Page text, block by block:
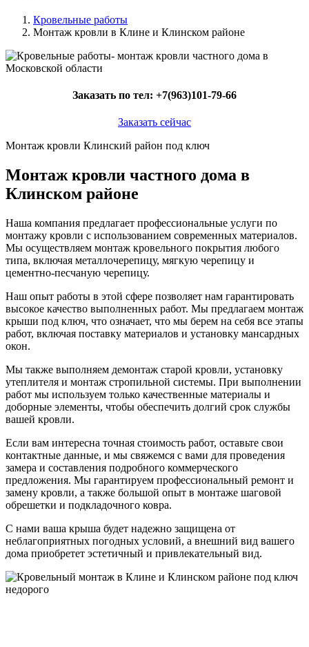
Кровельные работы
Монтаж кровли в Клине и Клинском районе
Заказать по тел: +7(963)101-79-66
Заказать сейчас
Монтаж кровли Клинский район под ключ
Монтаж кровли частного дома в
Клинском районе
Наша компания предлагает профессиональные услуги по
монтажу кровли с использованием современных материалов.
Мы осуществляем монтаж кровельного покрытия любого
типа, включая металлочерепицу, мягкую черепицу и
цементно-песчаную черепицу.
Наш опыт работы в этой сфере позволяет нам гарантировать
высокое качество выполненных работ. Мы предлагаем монтаж
крыши под ключ, что означает, что мы берем на себя все этапы
работ, включая поставку материалов и установку мансардных
окон.
Мы также выполняем демонтаж старой кровли, установку
утеплителя и монтаж стропильной системы. При выполнении
работ мы используем только качественные материалы и
доборные элементы, чтобы обеспечить долгий срок службы
вашей кровли.
Если вам интересна точная стоимость работ, оставьте свои
контактные данные, и мы свяжемся с вами для проведения
замера и составления подробного коммерческого
предложения. Мы гарантируем профессиональный ремонт и
замену кровли, а также большой опыт в монтаже шаговой
обрешетки и подкладочного ковра.
С нами ваша крыша будет надежно защищена от
неблагоприятных погодных условий, а внешний вид вашего
дома приобретет эстетичный и привлекательный вид.